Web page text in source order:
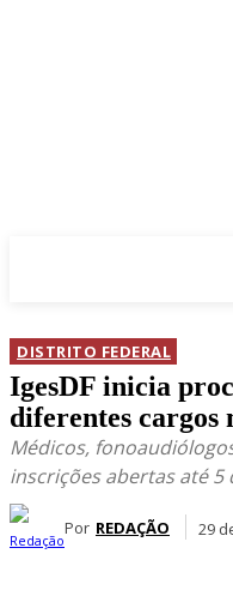
DISTRITO FEDERAL
IgesDF inicia
diferentes cargos
Médicos,
inscrições abertas até
Por REDAÇÃO 29